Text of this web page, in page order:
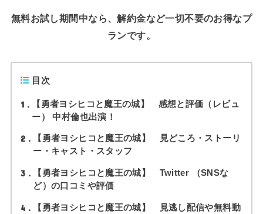
無料お試し期間中なら、解約金など一切不要のお得なプ
ランです。
目次
1
【勇者ヨシヒコと魔王の城】 感想と評価（レビュ
ー） 中村倫也出演！
2
【勇者ヨシヒコと魔王の城】 見どころ・ストーリ
ー・キャスト・スタッフ
3
【勇者ヨシヒコと魔王の城】 Twitter （SNSな
ど）の口コミや評価
4
【勇者ヨシヒコと魔王の城】 見逃し配信や無料動